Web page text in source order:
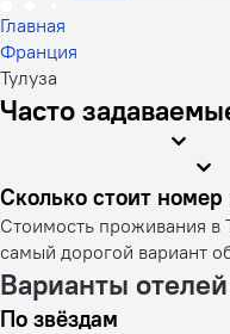
Главная
Франция
Тулуза
Часто
Стоимость проживания в
самый дорогой вариант
Варианты отелей
По звёздам